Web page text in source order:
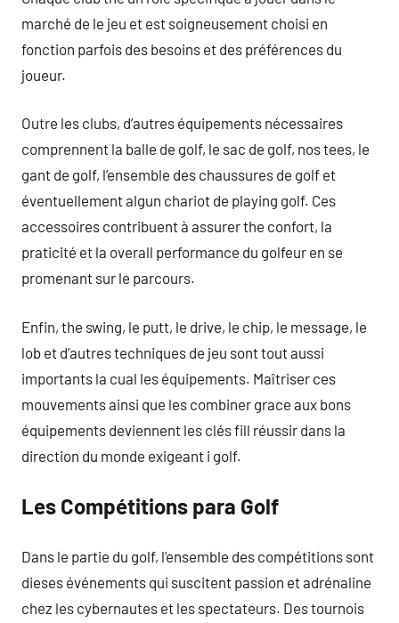
marché de le jeu et est soigneusement choisi en
fonction parfois des besoins et des préférences du
joueur.
Outre les clubs, d’autres équipements nécessaires
comprennent la balle de golf, le sac de golf, nos tees, le
gant de golf, l’ensemble des chaussures de golf et
éventuellement algun chariot de playing golf. Ces
accessoires contribuent à assurer the confort, la
praticité et la overall performance du golfeur en se
promenant sur le parcours.
Enfin, the swing, le putt, le drive, le chip, le message, le
lob et d’autres techniques de jeu sont tout aussi
importants la cual les équipements. Maîtriser ces
mouvements ainsi que les combiner grace aux bons
équipements deviennent les clés fill réussir dans la
direction du monde exigeant i golf.
Les Compétitions para Golf
Dans le partie du golf, l’ensemble des compétitions sont
dieses événements qui suscitent passion et adrénaline
chez les cybernautes et les spectateurs. Des tournois